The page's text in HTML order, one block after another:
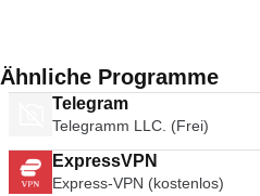
Ähnliche Programme
Telegram
Telegramm LLC. (Frei)
ExpressVPN
Express-VPN (kostenlos)